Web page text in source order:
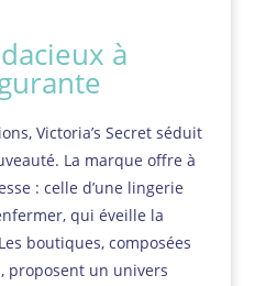
à
Victoria’s Secret séduit
La marque offre à
: celle d’une lingerie
qui éveille la
boutiques, composées
proposent un univers